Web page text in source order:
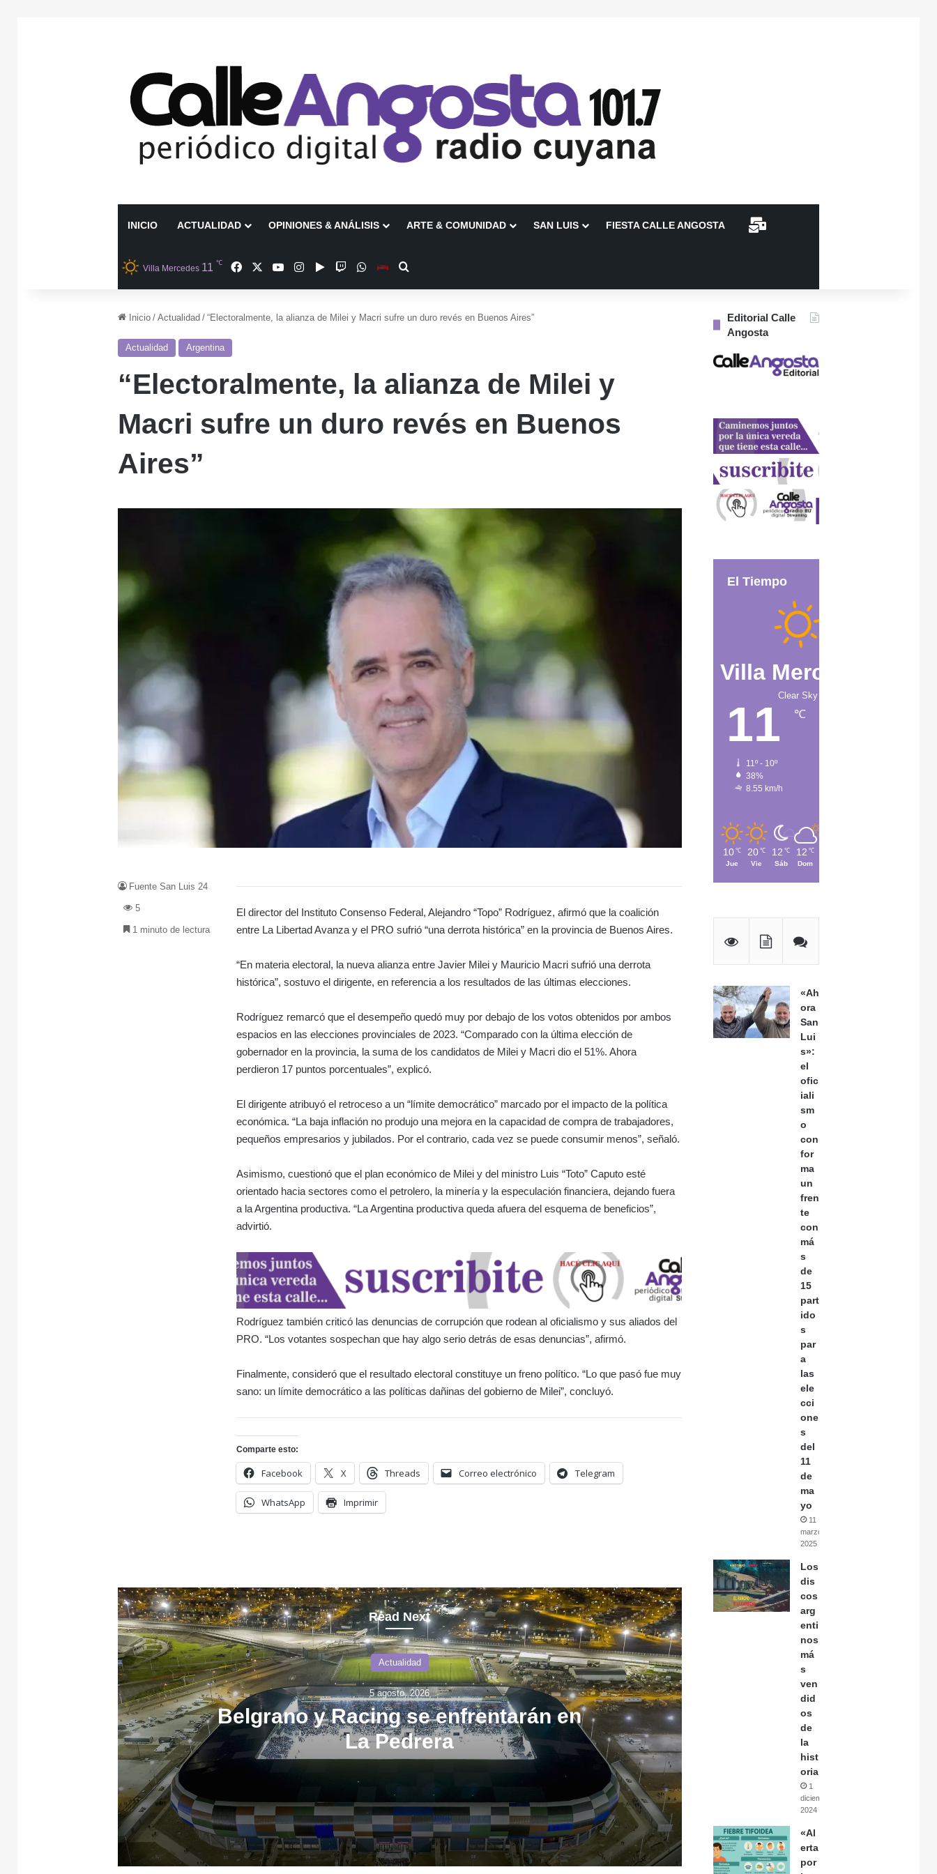
INICIO ACTUALIDAD OPINIONES & ANÁLISIS ARTE & COMUNIDAD SAN LUIS FIESTA CALLE ANGOSTA CONTACTO
Villa Mercedes 11 ℃ FacebookYouTubeInstagramGoogle Play
TwitchWhatsAppEscuchanos en Vivo
Inicio / Actualidad / “Electoralmente, la alianza de Milei y Macri sufre un duro revés en Buenos Aires”
Actualidad Argentina
“Electoralmente, la alianza de Milei y
Macri sufre un duro revés en Buenos
Aires”
El director del Instituto Consenso Federal, Alejandro “Topo” Rodríguez, afirmó que la coalición
entre La Libertad Avanza y el PRO sufrió “una derrota histórica” en la provincia de Buenos Aires.
“En materia electoral, la nueva alianza entre Javier Milei y Mauricio Macri sufrió una derrota
histórica”, sostuvo el dirigente, en referencia a los resultados de las últimas elecciones.
Rodríguez remarcó que el desempeño quedó muy por debajo de los votos obtenidos por ambos
espacios en las elecciones provinciales de 2023. “Comparado con la última elección de
gobernador en la provincia, la suma de los candidatos de Milei y Macri dio el 51%. Ahora
perdieron 17 puntos porcentuales”, explicó.
El dirigente atribuyó el retroceso a un “límite democrático” marcado por el impacto de la política
económica. “La baja inflación no produjo una mejora en la capacidad de compra de trabajadores,
pequeños empresarios y jubilados. Por el contrario, cada vez se puede consumir menos”, señaló.
Asimismo, cuestionó que el plan económico de Milei y del ministro Luis “Toto” Caputo esté
orientado hacia sectores como el petrolero, la minería y la especulación financiera, dejando fuera
a la Argentina productiva. “La Argentina productiva queda afuera del esquema de beneficios”,
advirtió.
Rodríguez también criticó las denuncias de corrupción que rodean al oficialismo y sus aliados del
PRO. “Los votantes sospechan que hay algo serio detrás de esas denuncias”, afirmó.
Finalmente, consideró que el resultado electoral constituye un freno político. “Lo que pasó fue muy
sano: un límite democrático a las políticas dañinas del gobierno de Milei”, concluyó.
Comparte esto:
Facebook X Threads Correo electrónico Telegram
WhatsApp Imprimir
Fuente San Luis 24
5
1 minuto de lectura
Read Next
Actualidad
5 agosto, 2026
Belgrano y Racing se enfrentarán en
La Pedrera
5 agosto, 2026
Belgrano y Racing se enfrentarán en La Pedrera
Editorial Calle
Angosta
El Tiempo
Villa Mercedes
Clear Sky
11 ℃
11º - 10º
38%
8.55 km/h
10 ℃
Jue
20 ℃
Vie
12 ℃
Sáb
12 ℃
Dom
«Ah
ora
San
Lui
s»:
el
ofic
iali
sm
o
con
for
ma
un
fren
te
con
má
s
de
15
part
ido
s
par
a
las
ele
cci
one
s
del
11
de
ma
yo
11
marzo,
2025
Los
dis
cos
arg
enti
nos
má
s
ven
did
os
de
la
hist
oria
1
diciembre,
2024
«Al
erta
por